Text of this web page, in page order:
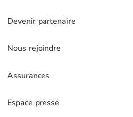
Devenir partenaire
Nous rejoindre
Assurances
Espace presse